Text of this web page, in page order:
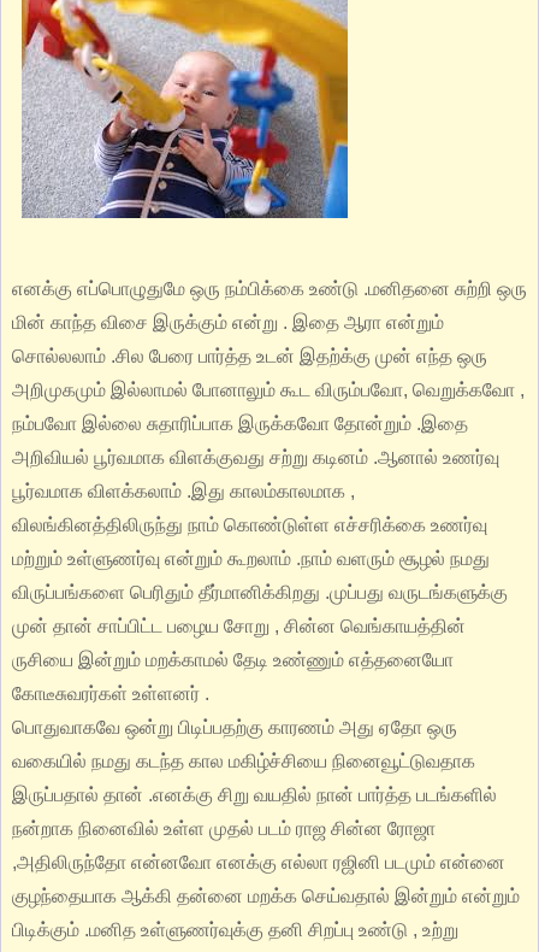
எனக்கு எப்பொழுதுமே ஒரு நம்பிக்கை உண்டு .மனிதனை சுற்றி ஒரு
மின் காந்த விசை இருக்கும் என்று . இதை ஆரா என்றும்
சொல்லலாம் .சில பேரை பார்த்த உடன் இதற்க்கு முன் எந்த ஒரு
அறிமுகமும் இல்லாமல் போனாலும் கூட விரும்பவோ, வெறுக்கவோ ,
நம்பவோ இல்லை சுதாரிப்பாக இருக்கவோ தோன்றும் .இதை
அறிவியல் பூர்வமாக விளக்குவது சற்று கடினம் .ஆனால் உணர்வு
பூர்வமாக விளக்கலாம் .இது காலம்காலமாக ,
விலங்கினத்திலிருந்து நாம் கொண்டுள்ள எச்சரிக்கை உணர்வு
மற்றும் உள்ளுணர்வு என்றும் கூறலாம் .நாம் வளரும் சூழல் நமது
விருப்பங்களை பெரிதும் தீர்மானிக்கிறது .முப்பது வருடங்களுக்கு
முன் தான் சாப்பிட்ட பழைய சோறு , சின்ன வெங்காயத்தின்
ருசியை இன்றும் மறக்காமல் தேடி உண்ணும் எத்தனையோ
கோடீசுவரர்கள் உள்ளனர் .
பொதுவாகவே ஒன்று பிடிப்பதற்கு காரணம் அது ஏதோ ஒரு
வகையில் நமது கடந்த கால மகிழ்ச்சியை நினைவூட்டுவதாக
இருப்பதால் தான் .எனக்கு சிறு வயதில் நான் பார்த்த படங்களில்
நன்றாக நினைவில் உள்ள முதல் படம் ராஜ சின்ன ரோஜா
,அதிலிருந்தோ என்னவோ எனக்கு எல்லா ரஜினி படமும் என்னை
குழந்தையாக ஆக்கி தன்னை மறக்க செய்வதால் இன்றும் என்றும்
பிடிக்கும் .மனித உள்ளுணர்வுக்கு தனி சிறப்பு உண்டு , உற்று